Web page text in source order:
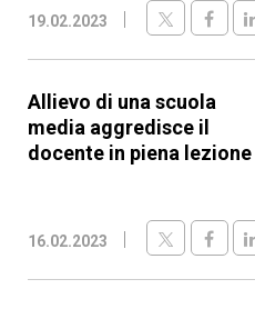
19.02.2023
Allievo di una scuola
media aggredisce il
docente in piena lezione
16.02.2023